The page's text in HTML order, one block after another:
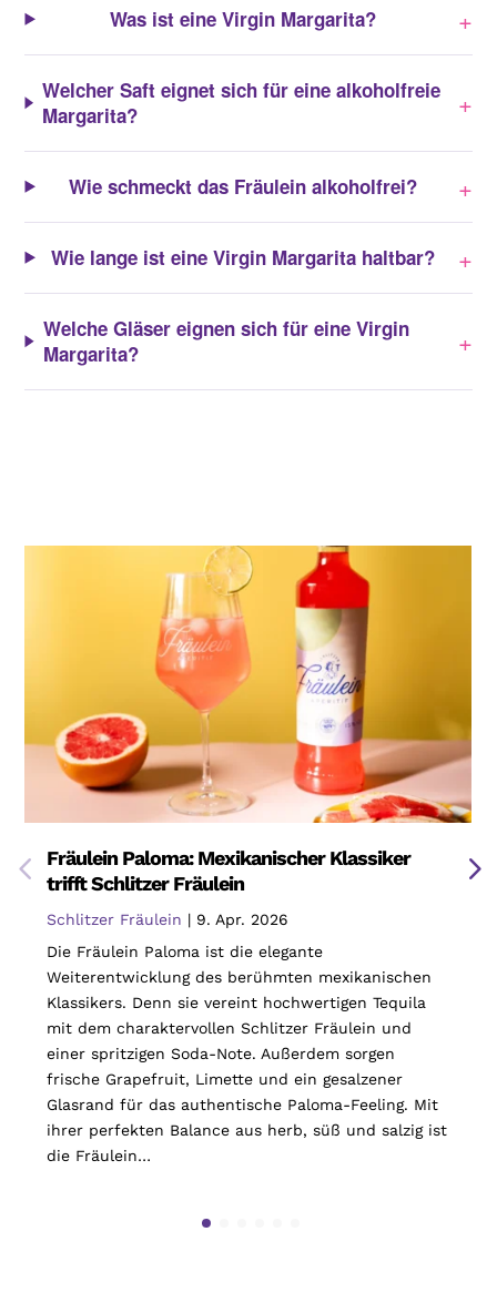
Was ist eine Virgin Margarita? +
Welcher Saft eignet sich für eine alkoholfreie
Margarita?
+
Wie schmeckt das Fräulein alkoholfrei? +
Wie lange ist eine Virgin Margarita haltbar? +
Welche Gläser eignen sich für eine Virgin
Margarita?
+
Fräulein Paloma: Mexikanischer Klassiker
trifft Schlitzer Fräulein
Schlitzer Fräulein | 9. Apr. 2026
Die Fräulein Paloma ist die elegante
Weiterentwicklung des berühmten mexikanischen
Klassikers. Denn sie vereint hochwertigen Tequila
mit dem charaktervollen Schlitzer Fräulein und
einer spritzigen Soda-Note. Außerdem sorgen
frische Grapefruit, Limette und ein gesalzener
Glasrand für das authentische Paloma-Feeling. Mit
ihrer perfekten Balance aus herb, süß und salzig ist
die Fräulein…